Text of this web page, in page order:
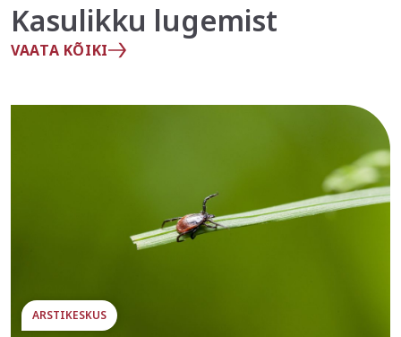
Kasulikku lugemist
VAATA KÕIKI
ARSTIKESKUS